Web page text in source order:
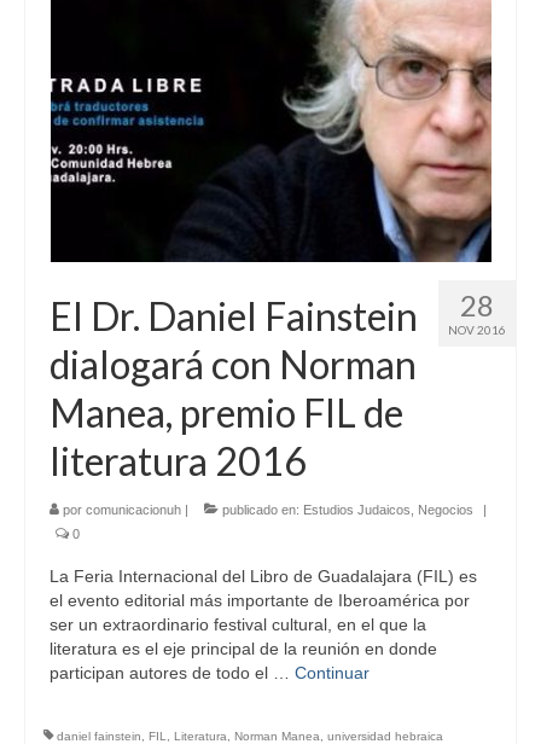
28
NOV 2016
El Dr. Daniel Fainstein
dialogará con Norman
Manea, premio FIL de
literatura 2016
por comunicacionuh | publicado en: Estudios Judaicos Negocios
|
0
La Feria Internacional del Libro de Guadalajara (FIL) es
el evento editorial más importante de Iberoamérica por
ser un extraordinario festival cultural, en el que la
literatura es el eje principal de la reunión en donde
participan autores de todo el … Continuar
daniel fainstein FIL Literatura Norman Manea universidad hebraica